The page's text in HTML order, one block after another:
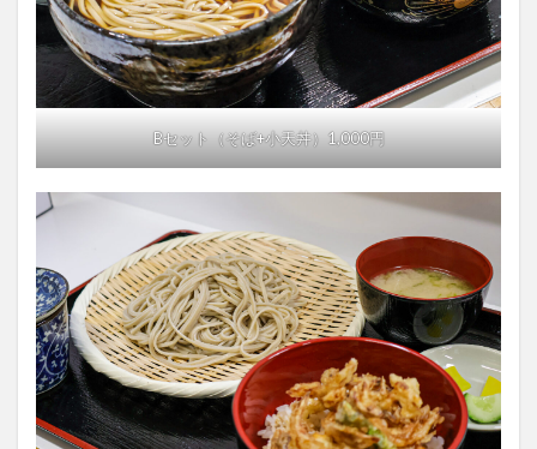
Bセット（そば+小天丼）1,000円